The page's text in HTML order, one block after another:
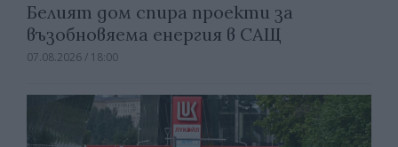
Белият дом спира проекти за
възобновяема енергия в САЩ
07.08.2026 / 18:00